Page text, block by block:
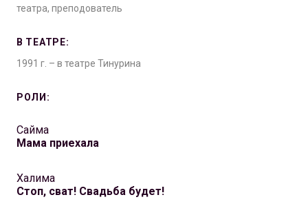
театра, преподователь
В ТЕАТРЕ:
1991 г. – в театре Тинурина
РОЛИ:
Сайма
Мама приехала
Халима
Стоп, сват! Свадьба будет!